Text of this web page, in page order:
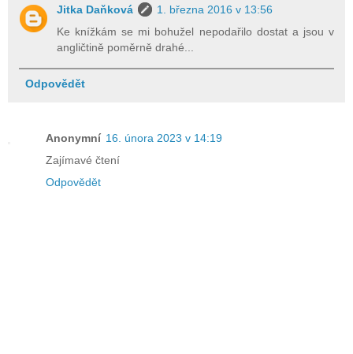
Jitka Daňková
1. března 2016 v 13:56
Ke knížkám se mi bohužel nepodařilo dostat a jsou v
angličtině poměrně drahé...
Odpovědět
Anonymní 16. února 2023 v 14:19
Zajímavé čtení
Odpovědět